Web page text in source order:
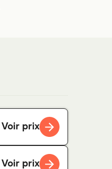
Voir prix
Voir prix